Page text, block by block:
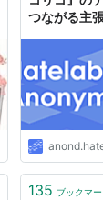
つながる主
135 ブックマー